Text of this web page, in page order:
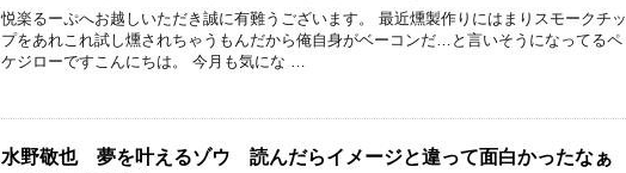
悦楽るーぷへお越しいただき誠に有難うございます。 最近燻製作りにはまりスモークチッ
プをあれこれ試し燻されちゃうもんだから俺自身がベーコンだ…と言いそうになってるペ
ケジローですこんにちは。 今月も気にな …
水野敬也 夢を叶えるゾウ 読んだらイメージと違って面白かったなぁ